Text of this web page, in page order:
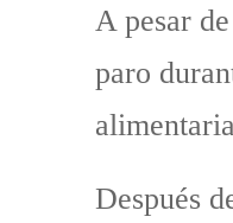
A pesar
paro
Después